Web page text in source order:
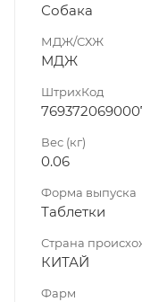
Собака
МДЖ/СХЖ
МДЖ
ШтрихКод
Вес (кг)
0.06
Форма выпуска
Таблетки
Страна
КИТАЙ
Фарм